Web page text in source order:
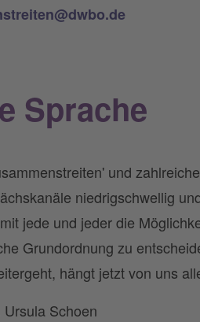
Sprache
und
niedrigschwellig
jede und jeder die
Grundordnung zu
hängt jetzt von uns
Schoen